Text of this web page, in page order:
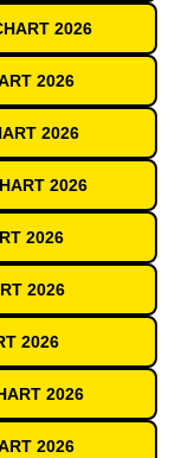
2026
2026
2026
2026
2026
2026
2026
2026
2026